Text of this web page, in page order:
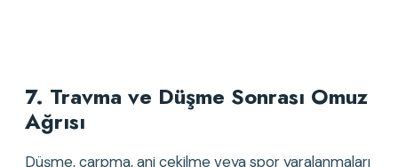
7. Travma ve Düşme Sonrası Omuz
Ağrısı
Düşme, çarpma, ani çekilme veya spor yaralanmaları